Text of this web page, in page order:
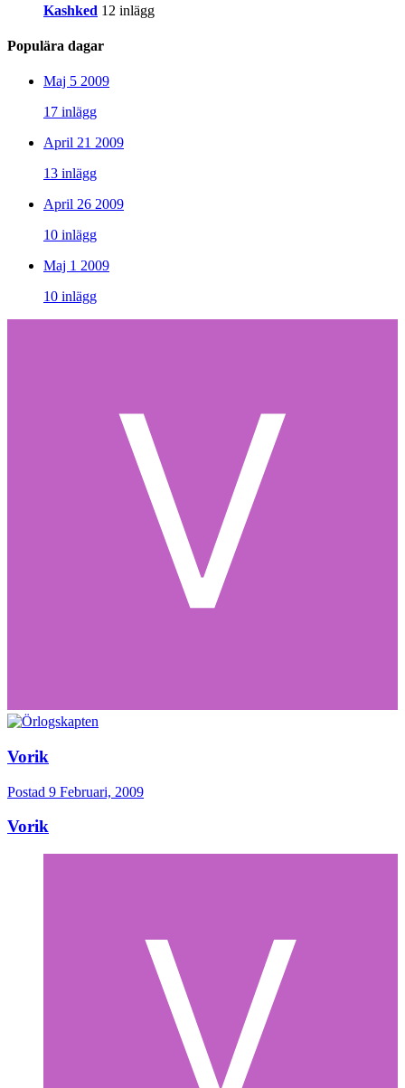
Kashked 12 inlägg
Populära dagar
Maj 5 2009
17 inlägg
April 21 2009
13 inlägg
April 26 2009
10 inlägg
Maj 1 2009
10 inlägg
Vorik
Postad 9 Februari, 2009
Vorik